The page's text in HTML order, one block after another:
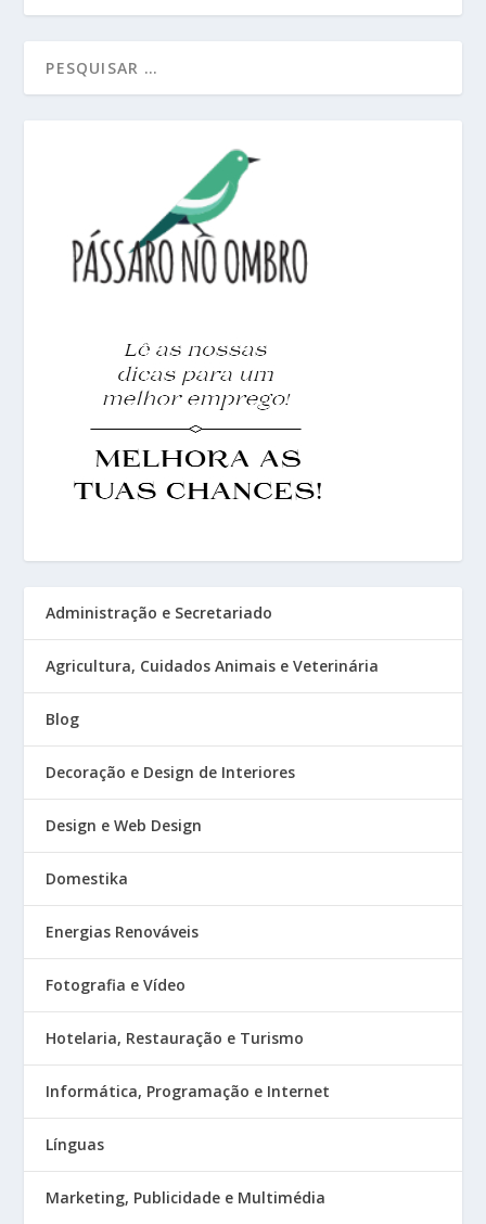
Administração e Secretariado
Agricultura, Cuidados Animais e Veterinária
Blog
Decoração e Design de Interiores
Design e Web Design
Domestika
Energias Renováveis
Fotografia e Vídeo
Hotelaria, Restauração e Turismo
Informática, Programação e Internet
Línguas
Marketing, Publicidade e Multimédia